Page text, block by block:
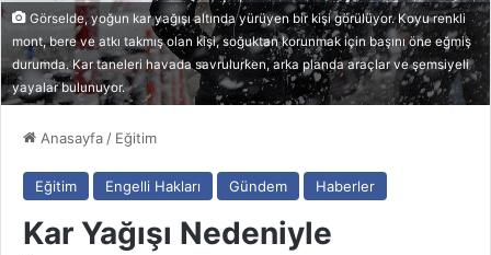
Görselde, yoğun kar yağışı altında yürüyen bir kişi görülüyor. Koyu renkli
mont, bere ve atkı takmış olan kişi, soğuktan korunmak için başını öne eğmiş
durumda. Kar taneleri havada savrulurken, arka planda araçlar ve şemsiyeli
yayalar bulunuyor.
Anasayfa / Eğitim
Eğitim Engelli Hakları Gündem Haberler
Kar Yağışı Nedeniyle